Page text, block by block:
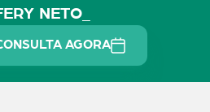
NETO_
AGORA